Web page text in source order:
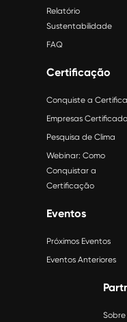
Relatório
Sustentabilidade
FAQ
Certificação
Conquiste a
Empresas
Pesquisa de Clima
Webinar: Como
Conquistar a
Certificação
Eventos
Próximos Eventos
Eventos Anteriores